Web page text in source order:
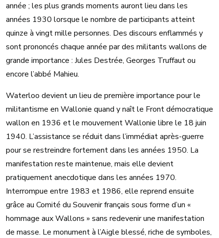
année ; les plus grands moments auront lieu dans les
années 1930 lorsque le nombre de participants atteint
quinze à vingt mille personnes. Des discours enflammés y
sont prononcés chaque année par des militants wallons de
grande importance : Jules Destrée, Georges Truffaut ou
encore l’abbé Mahieu.
Waterloo devient un lieu de première importance pour le
militantisme en Wallonie quand y naît le Front démocratique
wallon en 1936 et le mouvement Wallonie libre le 18 juin
1940. L’assistance se réduit dans l’immédiat après-guerre
pour se restreindre fortement dans les années 1950. La
manifestation reste maintenue, mais elle devient
pratiquement anecdotique dans les années 1970.
Interrompue entre 1983 et 1986, elle reprend ensuite
grâce au Comité du Souvenir français sous forme d’un «
hommage aux Wallons » sans redevenir une manifestation
de masse. Le monument à l’Aigle blessé, riche de symboles,